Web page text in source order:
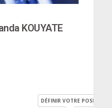
KOUYATE
DÉFINIR VOTRE POSITION